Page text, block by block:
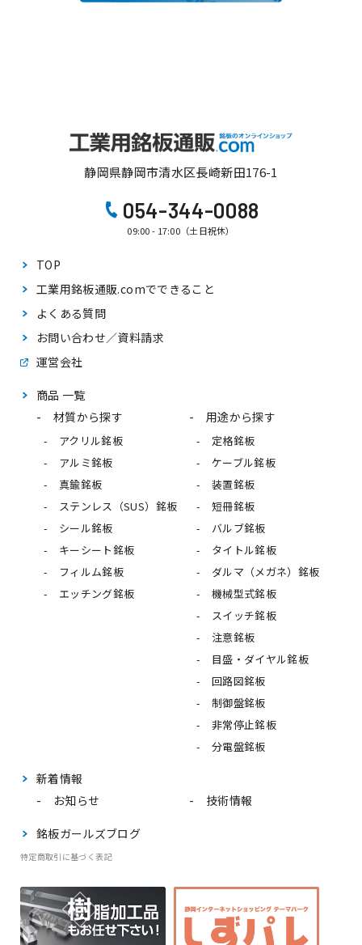
静岡県静岡市清水区長崎新田176-1
054-344-0088
09:00 - 17:00（土日祝休）
TOP
工業用銘板通販.comでできること
よくある質問
お問い合わせ／資料請求
運営会社
商品 一覧
材質から探す
アクリル銘板
アルミ銘板
真鍮銘板
ステンレス（SUS）銘板
シール銘板
キーシート銘板
フィルム銘板
エッチング銘板
用途から探す
定格銘板
ケーブル銘板
装置銘板
短冊銘板
バルブ銘板
タイトル銘板
ダルマ（メガネ）銘板
機械型式銘板
スイッチ銘板
注意銘板
目盛・ダイヤル銘板
回路図銘板
制御盤銘板
非常停止銘板
分電盤銘板
新着情報
お知らせ
技術情報
銘板ガールズブログ
特定商取引に基づく表記